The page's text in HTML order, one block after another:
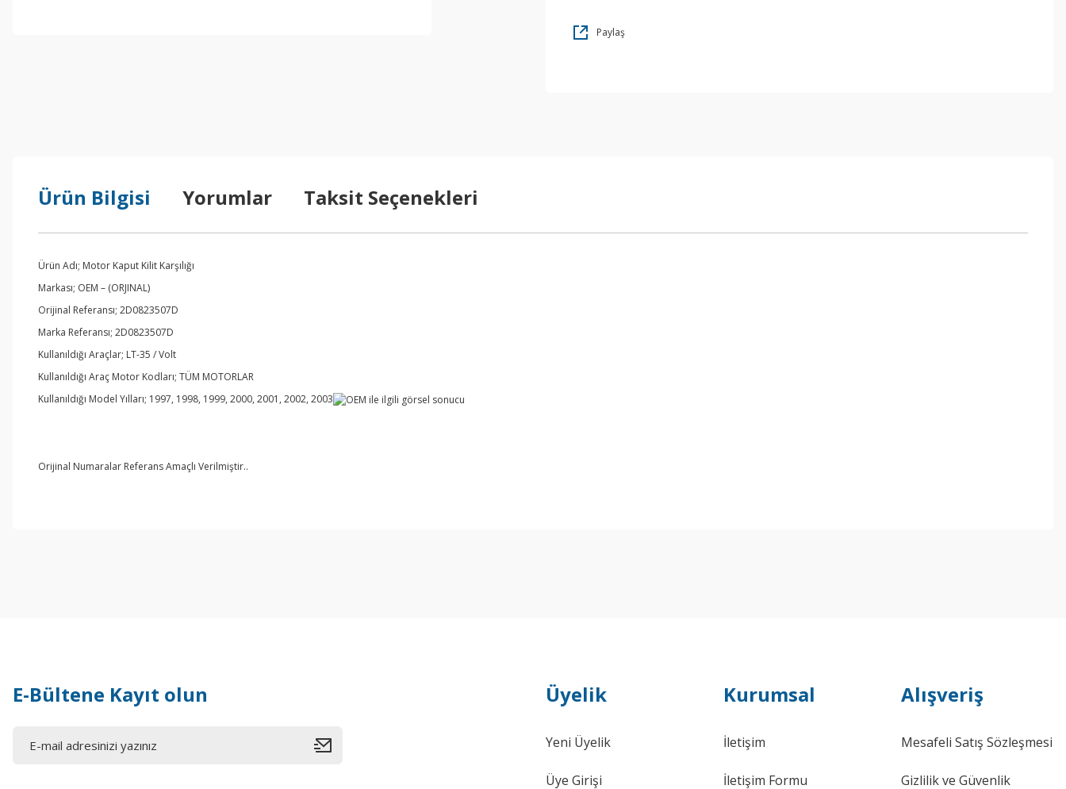
Paylaş
Ürün Bilgisi Yorumlar Taksit Seçenekleri
Ürün Adı; Motor Kaput Kilit Karşılığı
Markası; OEM – (ORJINAL)
Orijinal Referansı; 2D0823507D
Marka Referansı; 2D0823507D
Kullanıldığı Araçlar; LT-35 / Volt
Kullanıldığı Araç Motor Kodları; TÜM MOTORLAR
Kullanıldığı Model Yılları; 1997, 1998, 1999, 2000, 2001, 2002, 2003
Orijinal Numaralar Referans Amaçlı Verilmiştir..
E-Bültene Kayıt olun Üyelik
Yeni Üyelik
Üye Girişi
Kurumsal
İletişim
İletişim Formu
Alışveriş
Mesafeli Satış Sözleşmesi
Gizlilik ve Güvenlik